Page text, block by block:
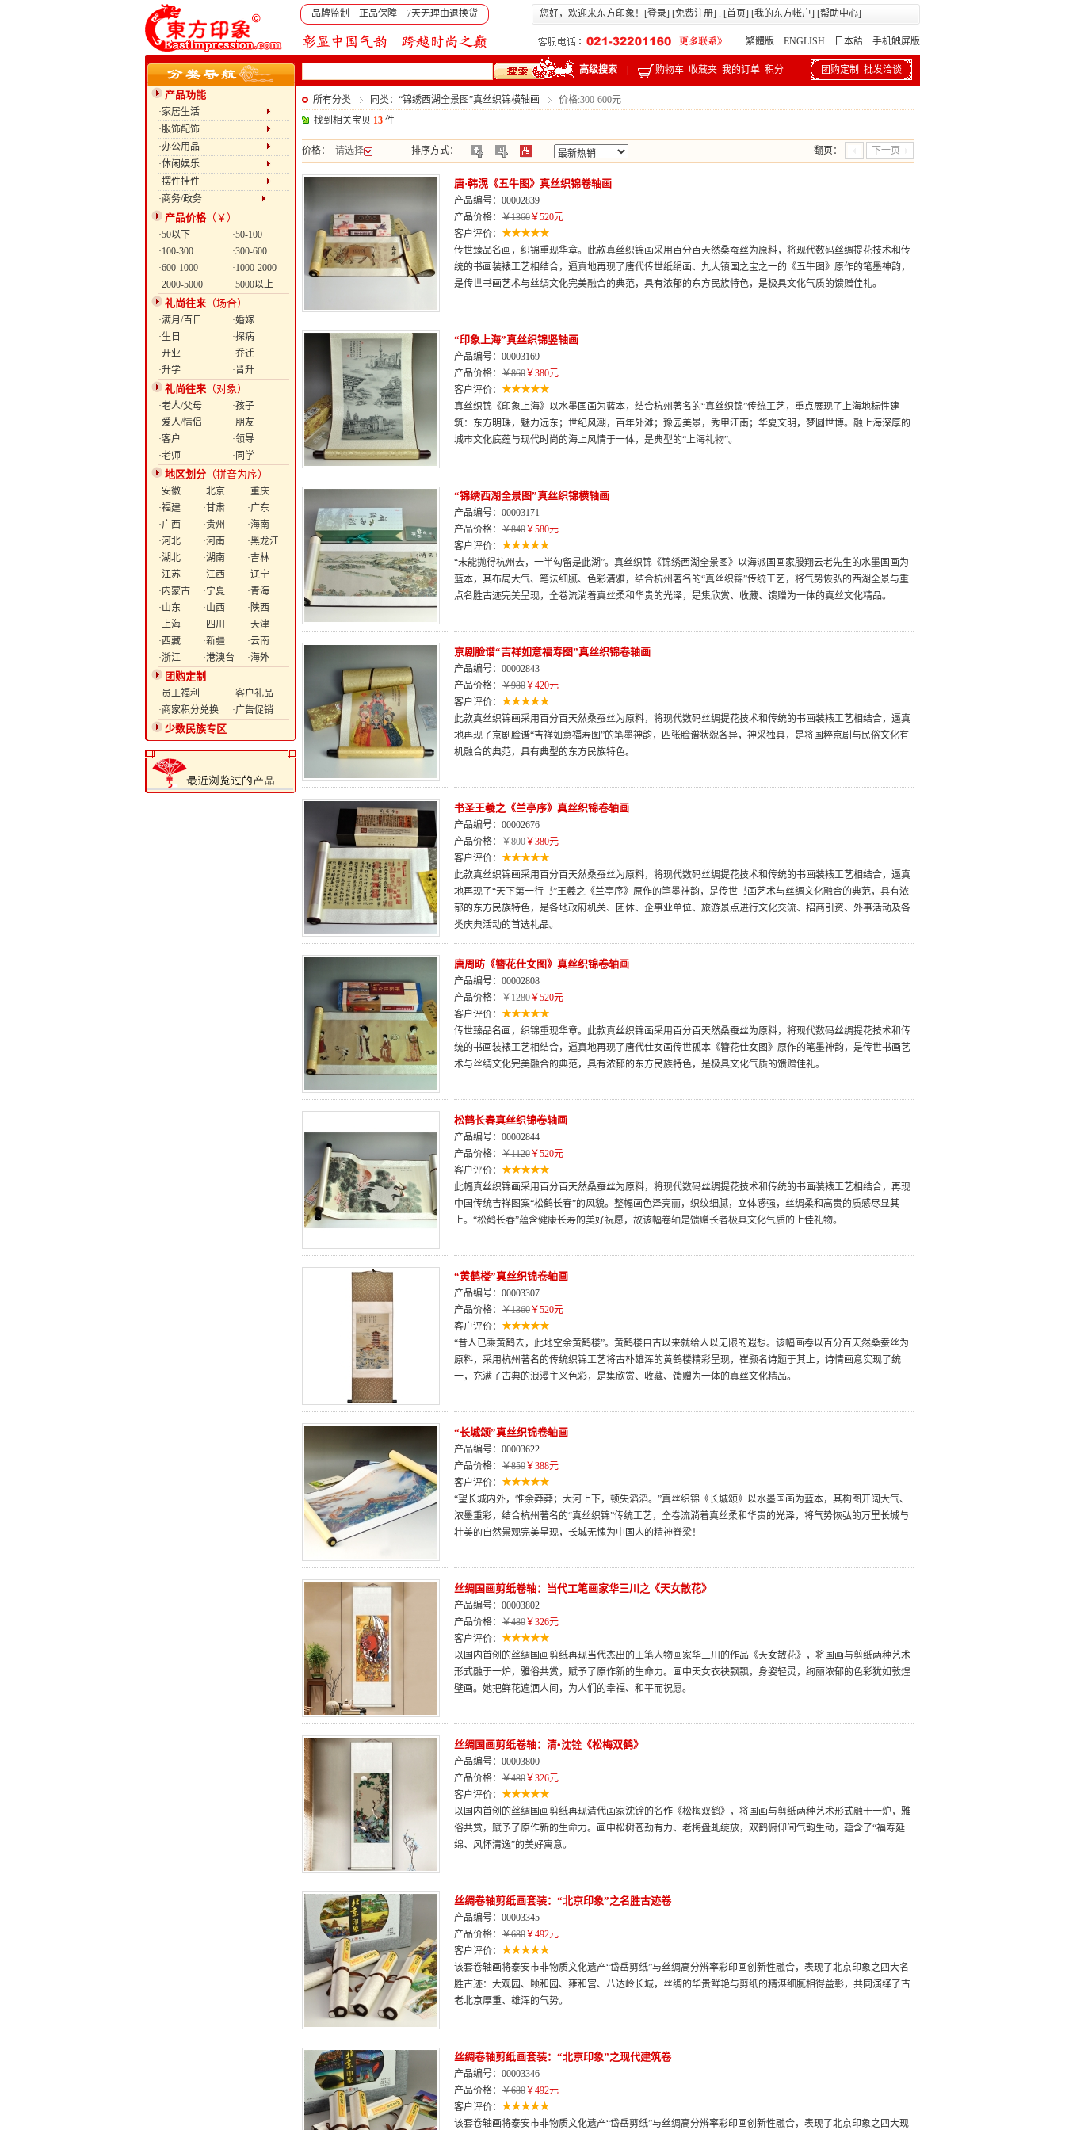
品牌监制 正品保障 7天无理由退换货 您好，欢迎来东方印象！[登录] [免费注册] . [首页] [我的东方帐户] [帮助中心]
繁體版 ENGLISH 日本語 手机触屏版
高级搜索 购物车 收藏夹 我的订单 积分 团购定制 批发洽谈
产品功能
·家居生活
·服饰配饰
·办公用品
·休闲娱乐
·摆件挂件
·商务/政务
产品价格（￥）
·50以下
·50-100
·100-300
·300-600
·600-1000
·1000-2000
·2000-5000
·5000以上
礼尚往来 （场合）
·满月/百日
·婚嫁
·生日
·探病
·开业
·乔迁
·升学
·晋升
礼尚往来 （对象）
·老人/父母
·孩子
·爱人/情侣
·朋友
·客户
·领导
·老师
·同学
地区划分 （拼音为序）
·安徽 ·北京
·重庆
·福建
·甘肃
·广东
·广西
·贵州
·海南
·河北
·河南
·黑龙江
·湖北
·湖南
·吉林
·江苏
·江西
·辽宁
·内蒙古
·宁夏
·青海
·山东
·山西
·陕西
·上海
·四川
·天津
·西藏
·新疆
·云南
·浙江
·港澳台 ·海外
团购定制
·员工福利
·客户礼品
·商家积分兑换
·广告促销
少数民族专区
所有分类 同类：“锦绣西湖全景图”真丝织锦横轴画
价格:300-600元
找到相关宝贝 13 件
价格： 请选择 排序方式： 翻页： 下一页
唐·韩滉《五牛图》真丝织锦卷轴画
产品编号：00002839
产品价格： ￥1360￥520元
客户评价：
传世臻品名画，织锦重现华章。此款真丝织锦画采用百分百天然桑蚕丝为原料，将现代数码丝绸提花技术和传
统的书画装裱工艺相结合，逼真地再现了唐代传世纸绢画、九大镇国之宝之一的《五牛图》原作的笔墨神韵，
是传世书画艺术与丝绸文化完美融合的典范，具有浓郁的东方民族特色，是极具文化气质的馈赠佳礼。
“印象上海”真丝织锦竖轴画
产品编号：00003169
产品价格： ￥860￥380元
客户评价：
真丝织锦《印象上海》以水墨国画为蓝本，结合杭州著名的“真丝织锦”传统工艺，重点展现了上海地标性建
筑：东方明珠，魅力远东；世纪风潮，百年外滩；豫园美景，秀甲江南；华夏文明，梦圆世博。融上海深厚的
城市文化底蕴与现代时尚的海上风情于一体，是典型的“上海礼物”。
“锦绣西湖全景图”真丝织锦横轴画
产品编号：00003171
产品价格： ￥840￥580元
客户评价：
“未能抛得杭州去，一半勾留是此湖”。真丝织锦《锦绣西湖全景图》以海派国画家殷翔云老先生的水墨国画为
蓝本，其布局大气、笔法细腻、色彩清雅，结合杭州著名的“真丝织锦”传统工艺，将气势恢弘的西湖全景与重
点名胜古迹完美呈现，全卷流淌着真丝柔和华贵的光泽，是集欣赏、收藏、馈赠为一体的真丝文化精品。
京剧脸谱“吉祥如意福寿图”真丝织锦卷轴画
产品编号：00002843
产品价格： ￥980￥420元
客户评价：
此款真丝织锦画采用百分百天然桑蚕丝为原料，将现代数码丝绸提花技术和传统的书画装裱工艺相结合，逼真
地再现了京剧脸谱“吉祥如意福寿图”的笔墨神韵，四张脸谱状貌各异，神采独具，是将国粹京剧与民俗文化有
机融合的典范，具有典型的东方民族特色。
书圣王羲之《兰亭序》真丝织锦卷轴画
产品编号：00002676
产品价格： ￥800￥380元
客户评价：
此款真丝织锦画采用百分百天然桑蚕丝为原料，将现代数码丝绸提花技术和传统的书画装裱工艺相结合，逼真
地再现了“天下第一行书”王羲之《兰亭序》原作的笔墨神韵，是传世书画艺术与丝绸文化融合的典范，具有浓
郁的东方民族特色，是各地政府机关、团体、企事业单位、旅游景点进行文化交流、招商引资、外事活动及各
类庆典活动的首选礼品。
唐周昉《簪花仕女图》真丝织锦卷轴画
产品编号：00002808
产品价格： ￥1280￥520元
客户评价：
传世臻品名画，织锦重现华章。此款真丝织锦画采用百分百天然桑蚕丝为原料，将现代数码丝绸提花技术和传
统的书画装裱工艺相结合，逼真地再现了唐代仕女画传世孤本《簪花仕女图》原作的笔墨神韵，是传世书画艺
术与丝绸文化完美融合的典范，具有浓郁的东方民族特色，是极具文化气质的馈赠佳礼。
松鹤长春真丝织锦卷轴画
产品编号：00002844
产品价格： ￥1120￥520元
客户评价：
此幅真丝织锦画采用百分百天然桑蚕丝为原料，将现代数码丝绸提花技术和传统的书画装裱工艺相结合，再现
中国传统吉祥图案“松鹤长春”的风貌。整幅画色泽亮丽，织纹细腻，立体感强，丝绸柔和高贵的质感尽显其
上。“松鹤长春”蕴含健康长寿的美好祝愿，故该幅卷轴是馈赠长者极具文化气质的上佳礼物。
“黄鹤楼”真丝织锦卷轴画
产品编号：00003307
产品价格： ￥1360￥520元
客户评价：
“昔人已乘黄鹤去，此地空余黄鹤楼”。黄鹤楼自古以来就给人以无限的遐想。该幅画卷以百分百天然桑蚕丝为
原料，采用杭州著名的传统织锦工艺将古朴雄浑的黄鹤楼精彩呈现，崔颢名诗题于其上，诗情画意实现了统
一，充满了古典的浪漫主义色彩，是集欣赏、收藏、馈赠为一体的真丝文化精品。
“长城颂”真丝织锦卷轴画
产品编号：00003622
产品价格： ￥850￥388元
客户评价：
“望长城内外，惟余莽莽；大河上下，顿失滔滔。”真丝织锦《长城颂》以水墨国画为蓝本，其构图开阔大气、
浓墨重彩，结合杭州著名的“真丝织锦”传统工艺，全卷流淌着真丝柔和华贵的光泽，将气势恢弘的万里长城与
壮美的自然景观完美呈现，长城无愧为中国人的精神脊梁！
丝绸国画剪纸卷轴：当代工笔画家华三川之《天女散花》
产品编号：00003802
产品价格： ￥480￥326元
客户评价：
以国内首创的丝绸国画剪纸再现当代杰出的工笔人物画家华三川的作品《天女散花》，将国画与剪纸两种艺术
形式融于一炉，雅俗共赏，赋予了原作新的生命力。画中天女衣袂飘飘，身姿轻灵，绚丽浓郁的色彩犹如敦煌
壁画。她把鲜花遍洒人间，为人们的幸福、和平而祝愿。
丝绸国画剪纸卷轴：清•沈铨《松梅双鹤》
产品编号：00003800
产品价格： ￥480￥326元
客户评价：
以国内首创的丝绸国画剪纸再现清代画家沈铨的名作《松梅双鹤》，将国画与剪纸两种艺术形式融于一炉，雅
俗共赏，赋予了原作新的生命力。画中松树苍劲有力、老梅盘虬绽放，双鹤俯仰间气韵生动，蕴含了“福寿延
绵、风怀清逸”的美好寓意。
丝绸卷轴剪纸画套装：“北京印象”之名胜古迹卷
产品编号：00003345
产品价格： ￥680￥492元
客户评价：
该套卷轴画将泰安市非物质文化遗产“岱岳剪纸”与丝绸高分辨率彩印画创新性融合，表现了北京印象之四大名
胜古迹：大观园、颐和园、雍和宫、八达岭长城，丝绸的华贵鲜艳与剪纸的精湛细腻相得益彰，共同演绎了古
老北京厚重、雄浑的气势。
丝绸卷轴剪纸画套装：“北京印象”之现代建筑卷
产品编号：00003346
产品价格： ￥680￥492元
客户评价：
该套卷轴画将泰安市非物质文化遗产“岱岳剪纸”与丝绸高分辨率彩印画创新性融合，表现了北京印象之四大现